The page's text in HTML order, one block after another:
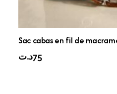
Sac cabas en fil de
75د.ت